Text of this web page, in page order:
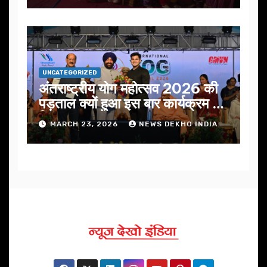
UNCATEGORIZED
अंतराष्ट्रीय योग महोत्सव 2026 की
पड़ताल क्यों हुआ इस बार कार्यक्रम में
निखार
MARCH 23, 2026 NEWS DEKHO INDIA